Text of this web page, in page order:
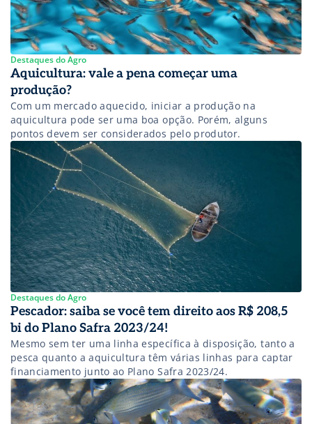
Destaques do Agro
Aquicultura: vale a pena começar uma
produção?
Com um mercado aquecido, iniciar a produção na
aquicultura pode ser uma boa opção. Porém, alguns
pontos devem ser considerados pelo produtor.
Destaques do Agro
Pescador: saiba se você tem direito aos R$ 208,5
bi do Plano Safra 2023/24!
Mesmo sem ter uma linha específica à disposição, tanto a
pesca quanto a aquicultura têm várias linhas para captar
financiamento junto ao Plano Safra 2023/24.